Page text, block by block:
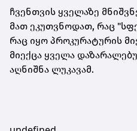
ჩვენთვის ყველაზე
მათ ეკუთვნოდათ, რაც
რაც იყო პროკურატურის
მიექცა ყველა
აღნიშნა ლუკავამ.